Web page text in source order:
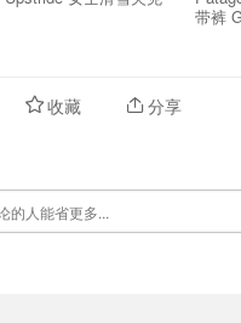
带裤
收藏 分享